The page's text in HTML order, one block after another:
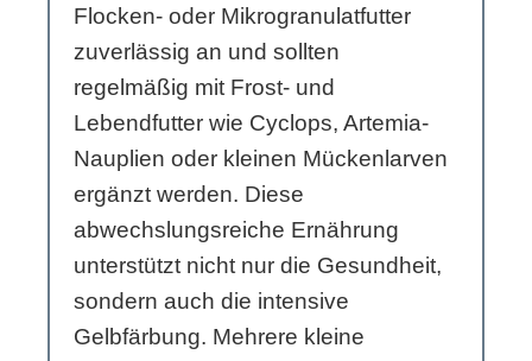
Flocken- oder Mikrogranulatfutter
zuverlässig an und sollten
regelmäßig mit Frost- und
Lebendfutter wie Cyclops, Artemia-
Nauplien oder kleinen Mückenlarven
ergänzt werden. Diese
abwechslungsreiche Ernährung
unterstützt nicht nur die Gesundheit,
sondern auch die intensive
Gelbfärbung. Mehrere kleine